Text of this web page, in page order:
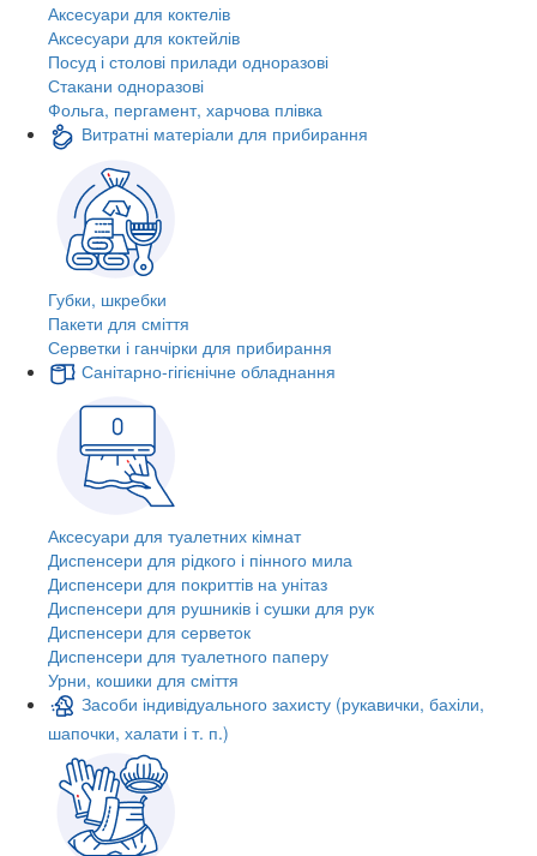
Аксесуари для коктелів
Аксесуари для коктейлів
Посуд і столові прилади одноразові
Стакани одноразові
Фольга, пергамент, харчова плівка
Витратні матеріали для прибирання
Губки, шкребки
Пакети для сміття
Серветки і ганчірки для прибирання
Санітарно-гігієнічне обладнання
Аксесуари для туалетних кімнат
Диспенсери для рідкого і пінного мила
Диспенсери для покриттів на унітаз
Диспенсери для рушників і сушки для рук
Диспенсери для серветок
Диспенсери для туалетного паперу
Урни, кошики для сміття
Засоби індивідуального захисту (рукавички, бахіли,
шапочки, халати і т. п.)